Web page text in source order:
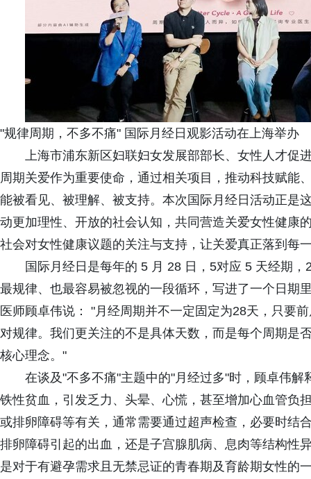
"规律周期，不多不痛" 国际月经日观影活动在上海举办
上海市浦东新区妇联妇女发展部部长、女性人才促
周期关爱作为重要使命，通过相关项目，推动科技赋能
能被看见、被理解、被支持。本次国际月经日活动正是
动更加理性、开放的社会认知，共同营造关爱女性健康
社会对女性健康议题的关注与支持，让关爱真正落到每
国际月经日是每年的 5 月 28 日，5对应 5 天经期
最规律、也最容易被忽视的一段循环，写进了一个日期
医师顾卓伟说： "月经周期并不一定固定为28天，只要
对规律。我们更关注的不是具体天数，而是每个周期是
核心理念。"
在谈及"不多不痛"主题中的"月经过多"时，顾卓伟
铁性贫血，引发乏力、头晕、心慌，甚至增加心血管负
或排卵障碍等有关，通常需要通过超声检查，必要时结
排卵障碍引起的出血，还是子宫腺肌病、息肉等结构性
是对于有避孕需求且无禁忌证的青春期及育龄期女性的